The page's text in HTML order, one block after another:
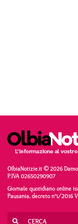
OlbiaNotizie.it © 2026
P.IVA 02650290907
Giornale quotidiano online
Pausania, decreto n°1/2016